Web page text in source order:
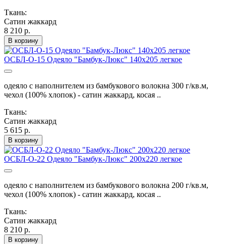
Ткань:
Сатин жаккард
8 210 р.
В корзину
ОСБЛ-О-15 Одеяло "Бамбук-Люкс" 140х205 легкое
одеяло с наполнителем из бамбукового волокна 300 г/кв.м,
чехол (100% хлопок) - сатин жаккард, косая ..
Ткань:
Сатин жаккард
5 615 р.
В корзину
ОСБЛ-О-22 Одеяло "Бамбук-Люкс" 200х220 легкое
одеяло с наполнителем из бамбукового волокна 200 г/кв.м,
чехол (100% хлопок) - сатин жаккард, косая ..
Ткань:
Сатин жаккард
8 210 р.
В корзину